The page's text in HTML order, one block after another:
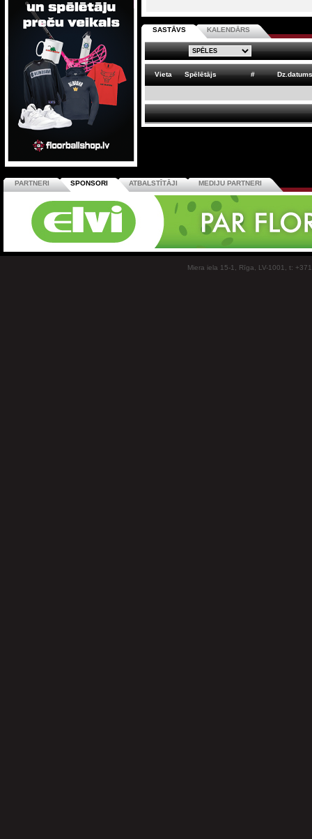
SASTĀVS KALENDĀRS
Vieta Spēlētājs # Dz.datums
PARTNERI SPONSORI ATBALSTĪTĀJI MEDIJU PARTNERI
Miera iela 15-1, Rīga, LV-1001, t: